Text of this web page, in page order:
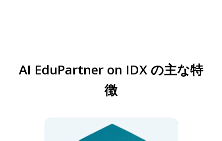
AI EduPartner on IDX の主な特
徴